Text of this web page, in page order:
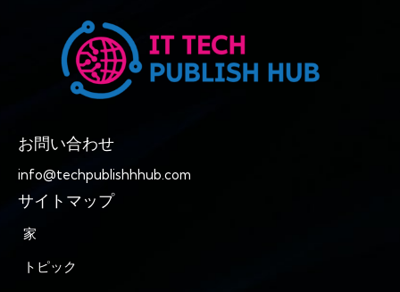
お問い合わせ
info@techpublishhhub.com
サイトマップ
家
トピック